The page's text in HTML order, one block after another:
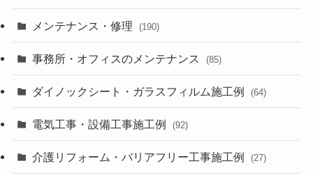
メンテナンス・修理 (190)
事務所・オフィスのメンテナンス (85)
ダイノックシート・ガラスフィルム施工例 (64)
電気工事・設備工事施工例 (92)
介護リフォーム・バリアフリー工事施工例 (27)